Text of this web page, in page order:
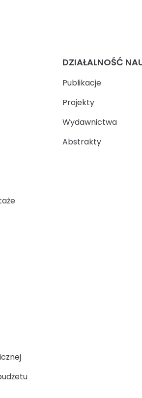
DZIAŁALNOŚĆ
Publikacje
Projekty
Wydawnictwa
Abstrakty